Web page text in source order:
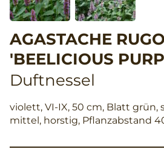
AGASTACHE
'BEELICIOUS
Duftnessel
violett, VI-IX, 50 cm, Blatt grün,
mittel, horstig, Pflanzabstand